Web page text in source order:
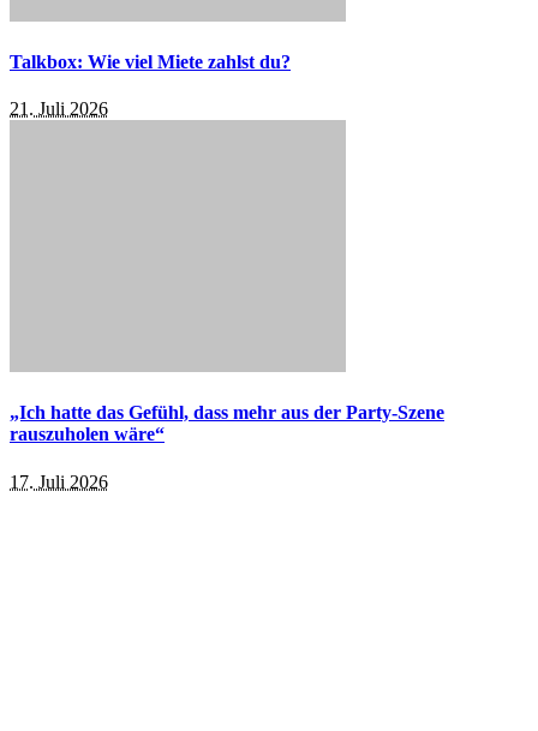
Talkbox: Wie viel Miete zahlst du?
21. Juli 2026
„Ich hatte das Gefühl, dass mehr aus der Party-Szene
rauszuholen wäre“
17. Juli 2026